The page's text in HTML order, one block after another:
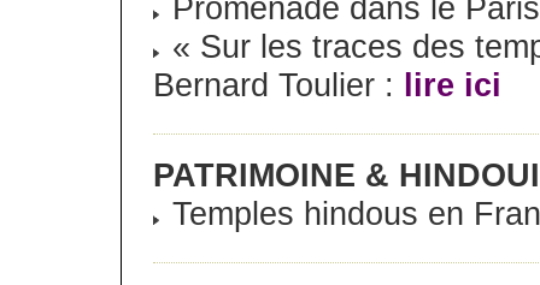
Promenade dans le
« Sur les traces des
Bernard Toulier :
lire ici
PATRIMOINE &
Temples hindous en